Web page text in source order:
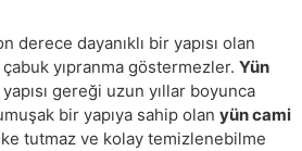
derece dayanıklı bir yapısı olan
yıpranma göstermezler. Yün
gereği uzun yıllar boyunca
bir yapıya sahip olan yün cami
tutmaz ve kolay temizlenebilme